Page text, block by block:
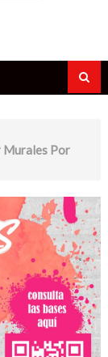
Murales Por